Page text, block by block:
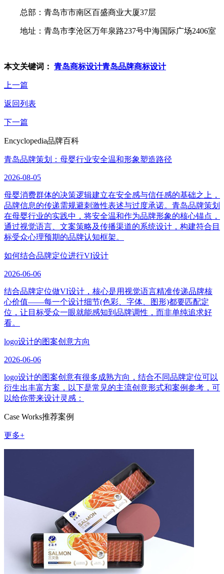
总部：青岛市市南区百盛商业大厦37层
地址：青岛市李沧区万年泉路237号中海国际广场2406室
本文关键词： 青岛商标设计青岛品牌商标设计
上一篇
返回列表
下一篇
Encyclopedia品牌百科
青岛品牌策划：母婴行业安全温和形象塑造路径
2026-08-05
母婴消费群体的决策逻辑建立在安全感与信任感的基础之上，
品牌信息的传递需规避刺激性表述与过度承诺。青岛品牌策划
在母婴行业的实践中，将安全温和作为品牌形象的核心锚点，
通过视觉语言、文案策略及传播渠道的系统设计，构建符合目
标受众心理预期的品牌认知框架。
如何结合品牌定位进行VI设计
2026-06-06
结合品牌定位做VI设计，核心是用视觉语言精准传递品牌核
心价值——每一个设计细节(色彩、字体、图形)都要匹配定
位，让目标受众一眼就能感知到品牌调性，而非单纯追求好
看。
logo设计的图案创意方向
2026-06-06
logo设计的图案创意有很多成熟方向，结合不同品牌定位可以
衍生出丰富方案，以下是常见的主流创意形式和案例参考，可
以给你带来设计灵感：
Case Works推荐案例
更多+